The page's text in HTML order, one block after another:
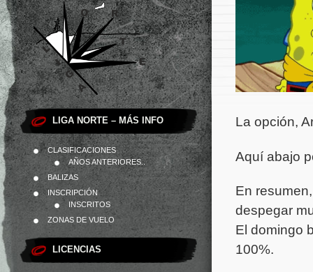
LIGA NORTE – MÁS INFO
CLASIFICACIONES
AÑOS ANTERIORES..
BALIZAS
INSCRIPCIÓN
INSCRITOS
ZONAS DE VUELO
LICENCIAS
La opción,
Aquí abajo
En
despegar
El domingo
100%.